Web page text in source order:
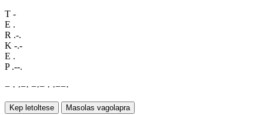
T -
E .
R .-.
K -.-
E .
P .--.
− · ·−· −·− · ·−−·
Kep letoltese Masolas vagolapra